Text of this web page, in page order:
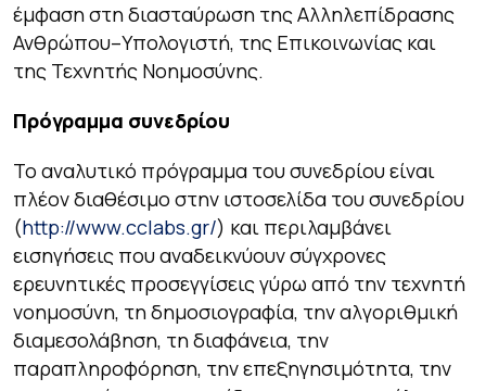
έμφαση στη διασταύρωση της Αλληλεπίδρασης
Ανθρώπου–Υπολογιστή, της Επικοινωνίας και
της Τεχνητής Νοημοσύνης.
Πρόγραμμα συνεδρίου
Το αναλυτικό πρόγραμμα του συνεδρίου είναι
πλέον διαθέσιμο στην ιστοσελίδα του συνεδρίου
(http://www.cclabs.gr/) και περιλαμβάνει
εισηγήσεις που αναδεικνύουν σύγχρονες
ερευνητικές προσεγγίσεις γύρω από την τεχνητή
νοημοσύνη, τη δημοσιογραφία, την αλγοριθμική
διαμεσολάβηση, τη διαφάνεια, την
παραπληροφόρηση, την επεξηγησιμότητα, την